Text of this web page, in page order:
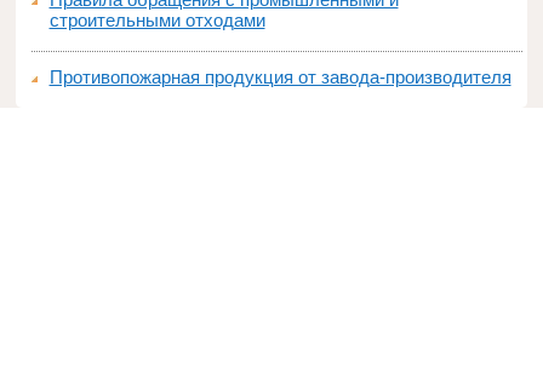
строительными отходами
Противопожарная продукция от завода-производителя